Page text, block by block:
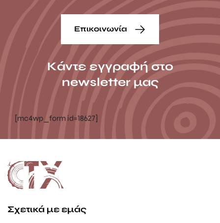
Επικοινωνία
Κάντε εγγραφή στο
newsletter μας
[mc4wp_form id=18627]
Σχετικά με εμάς